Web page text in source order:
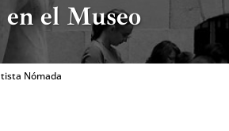
el Museo
Nómada